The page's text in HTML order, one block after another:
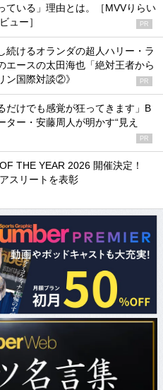
ている」理由とは。［MVVりらい
ュー］
PR
続けるオランダの超人ハリー・ラ
エースの太田海也「絶対王者から
ン国際対談②》
PR
だけでも感覚が狂ってきます」B
ター・安藤周人が明かす“見え
PR
THE YEAR 2026 開催決定！
スリートを表彰